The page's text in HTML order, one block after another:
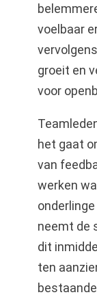
voelbaar
groeit en
voor
het gaat
van
werken
neemt de
dit
ten